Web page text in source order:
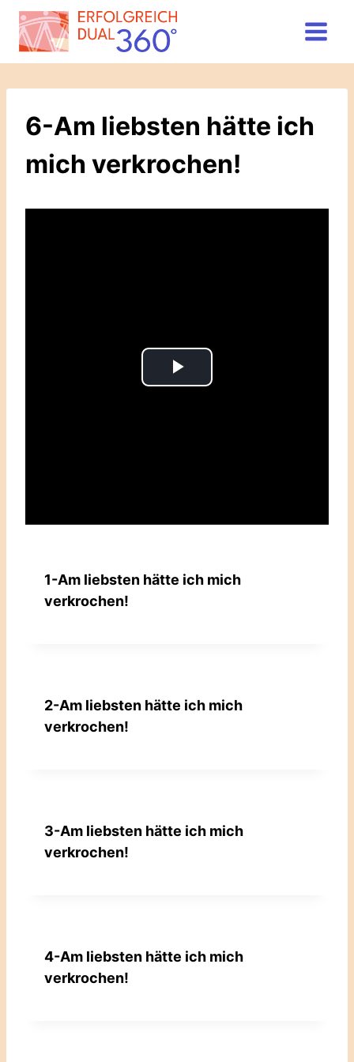
Zum
Inhalt
springen
6-Am liebsten hätte ich
mich verkrochen!
Play
1-Am liebsten hätte ich mich
verkrochen!
2-Am liebsten hätte ich mich
verkrochen!
3-Am liebsten hätte ich mich
verkrochen!
4-Am liebsten hätte ich mich
verkrochen!